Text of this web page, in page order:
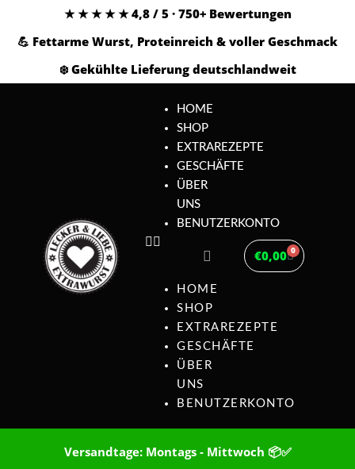
★ ★ ★ ★ ★ 4,8 / 5 · 750+ Bewertungen
💪 Fettarme Wurst, Proteinreich & voller Geschmack
❄️ Gekühlte Lieferung deutschlandweit
HOME
SHOP
EXTRAREZEPTE
GESCHÄFTE
ÜBER
UNS
BENUTZERKONTO
HOME
SHOP
EXTRAREZEPTE
GESCHÄFTE
ÜBER
UNS
BENUTZERKONTO
€0,00 0
Versandtage: Montags - Mittwoch 📦✅